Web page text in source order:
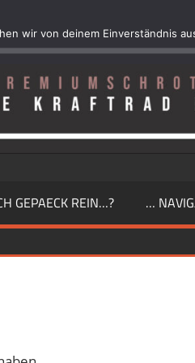
GEPAECK REIN…? …
wir von deinem Einverständnis